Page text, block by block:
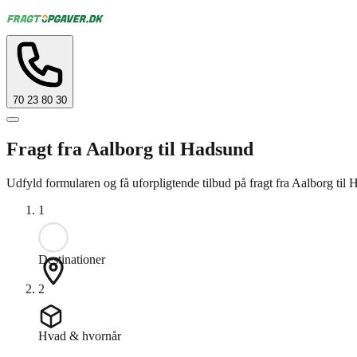
70 23 80 30
Fragt fra Aalborg til Hadsund
Udfyld formularen og få uforpligtende tilbud på fragt fra Aalborg til
1
Destinationer
2
Hvad & hvornår